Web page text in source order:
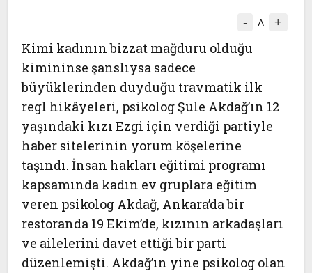
- A +
Kimi kadının bizzat mağduru olduğu
kimininse şanslıysa sadece
büyüklerinden duyduğu travmatik ilk
regl hikâyeleri, psikolog Şule Akdağ’ın 12
yaşındaki kızı Ezgi için verdiği partiyle
haber sitelerinin yorum köşelerine
taşındı. İnsan hakları eğitimi programı
kapsamında kadın ev gruplara eğitim
veren psikolog Akdağ, Ankara’da bir
restoranda 19 Ekim’de, kızının arkadaşları
ve ailelerini davet ettiği bir parti
düzenlemişti. Akdağ’ın yine psikolog olan